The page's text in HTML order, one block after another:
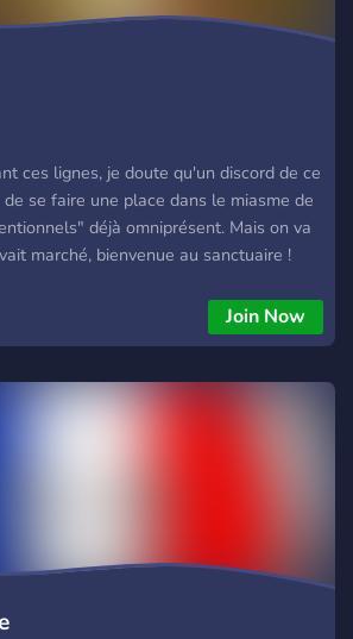
ces lignes, je doute qu'un discord de ce
se faire une place dans le miasme de
déjà omniprésent. Mais on va
marché, bienvenue au sanctuaire !
que tu sois un novice ou un gros
s'adresse à tout ceux partagent cette
Join Now